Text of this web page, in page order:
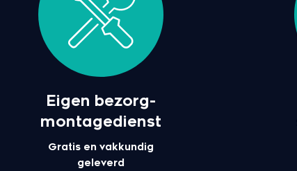
Eigen bezorg-
montagedienst
Gratis en vakkundig
geleverd